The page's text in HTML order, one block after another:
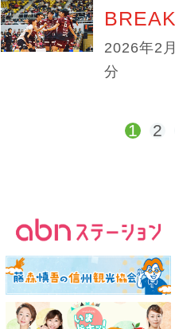
2026年2
分
1 2